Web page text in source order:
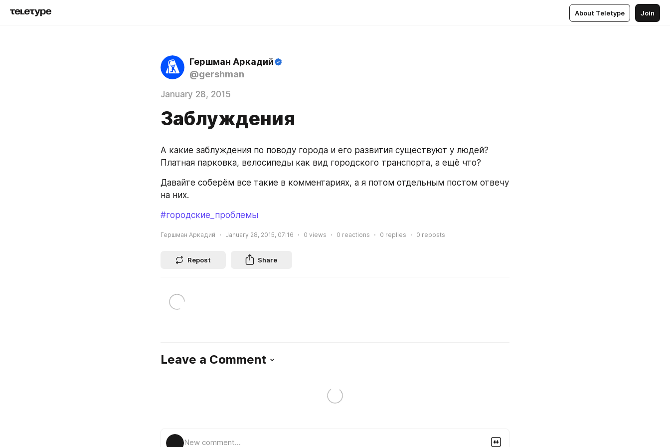
About Teletype Join
Гершман Аркадий
@gershman
January 28, 2015
Заблуждения
А какие заблуждения по поводу города и его развития существуют у людей?
Платная парковка, велосипеды как вид городского транспорта, а ещё что?
Давайте соберём все такие в комментариях, а я потом отдельным постом отвечу
на них.
#городские_проблемы
Гершман Аркадий January 28, 2015, 07:16 0 views 0 reactions 0 replies 0 reposts
Repost Share
Leave a Comment